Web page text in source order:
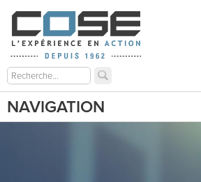
NAVIGATION